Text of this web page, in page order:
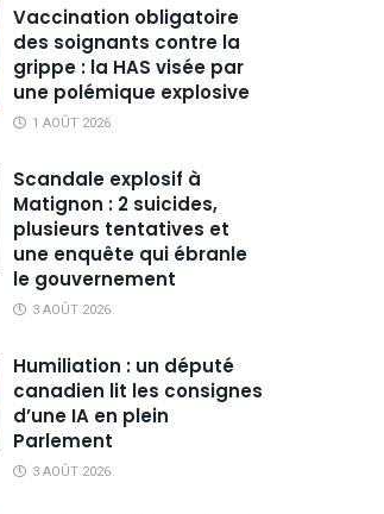
Vaccination obligatoire
des soignants contre la
grippe : la HAS visée par
une polémique explosive
1 AOÛT 2026
Scandale explosif à
Matignon : 2 suicides,
plusieurs tentatives et
une enquête qui ébranle
le gouvernement
3 AOÛT 2026
Humiliation : un député
canadien lit les consignes
d’une IA en plein
Parlement
3 AOÛT 2026